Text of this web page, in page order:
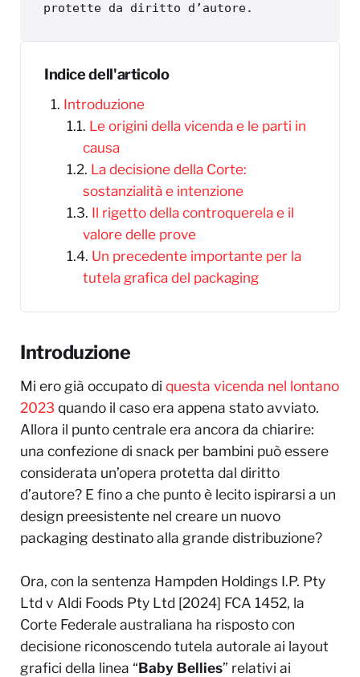
protette da diritto d’autore.
Indice dell'articolo
Introduzione
Le origini della vicenda e le parti in
causa
La decisione della Corte:
sostanzialità e intenzione
Il rigetto della controquerela e il
valore delle prove
Un precedente importante per la
tutela grafica del packaging
Introduzione
Mi ero già occupato di questa vicenda nel lontano
2023quando il caso era appena stato avviato.
Allora il punto centrale era ancora da chiarire:
una confezione di snack per bambini può essere
considerata un’opera protetta dal diritto
d’autore? E fino a che punto è lecito ispirarsi a un
design preesistente nel creare un nuovo
packaging destinato alla grande distribuzione?
Ora, con la sentenza Hampden Holdings I.P. Pty
Ltd v Aldi Foods Pty Ltd [2024] FCA 1452, la
Corte Federale australiana ha risposto con
decisione riconoscendo tutela autorale ai layout
grafici della linea “Baby Bellies” relativi ai